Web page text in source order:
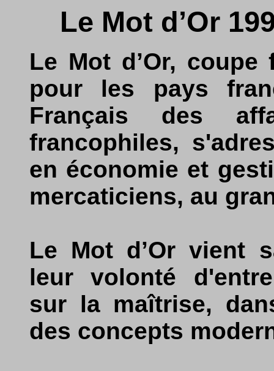
Le Mot d’Or
Le Mot d’Or,
pour les pays
Français des
francophiles,
en économie et
mercaticiens, au
Le Mot d’Or vient
leur volonté
sur la maîtrise,
des concepts